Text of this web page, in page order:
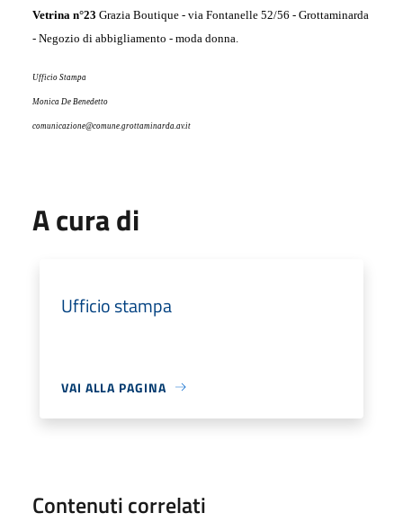
Vetrina n°23 Grazia Boutique - via Fontanelle 52/56 - Grottaminarda
- Negozio di abbigliamento - moda donna.
Ufficio Stampa
Monica De Benedetto
comunicazione@comune.grottaminarda.av.it
A cura di
Ufficio stampa
VAI ALLA PAGINA
Contenuti correlati